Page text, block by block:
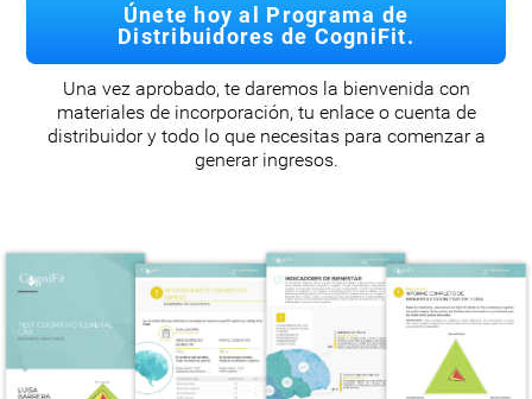
Únete hoy al Programa de
Distribuidores de CogniFit.
Una vez aprobado, te daremos la bienvenida con
materiales de incorporación, tu enlace o cuenta de
distribuidor y todo lo que necesitas para comenzar a
generar ingresos.